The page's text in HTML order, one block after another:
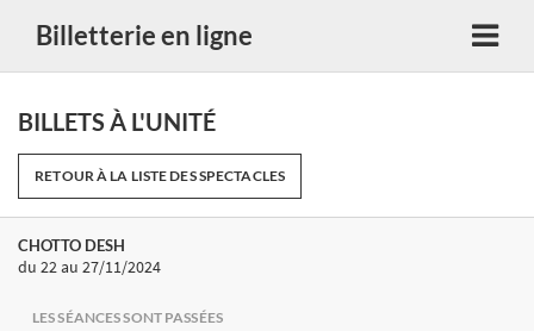
Billetterie en ligne
BILLETS À L'UNITÉ
RETOUR À LA LISTE DES SPECTACLES
CHOTTO DESH
du 22au 27/11/2024
LES SÉANCES SONT PASSÉES